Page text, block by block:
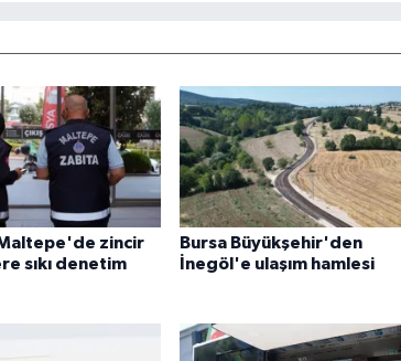
zincir
sıkı denetim
Bursa Büyükşehir'den
İnegöl'e ulaşım hamlesi